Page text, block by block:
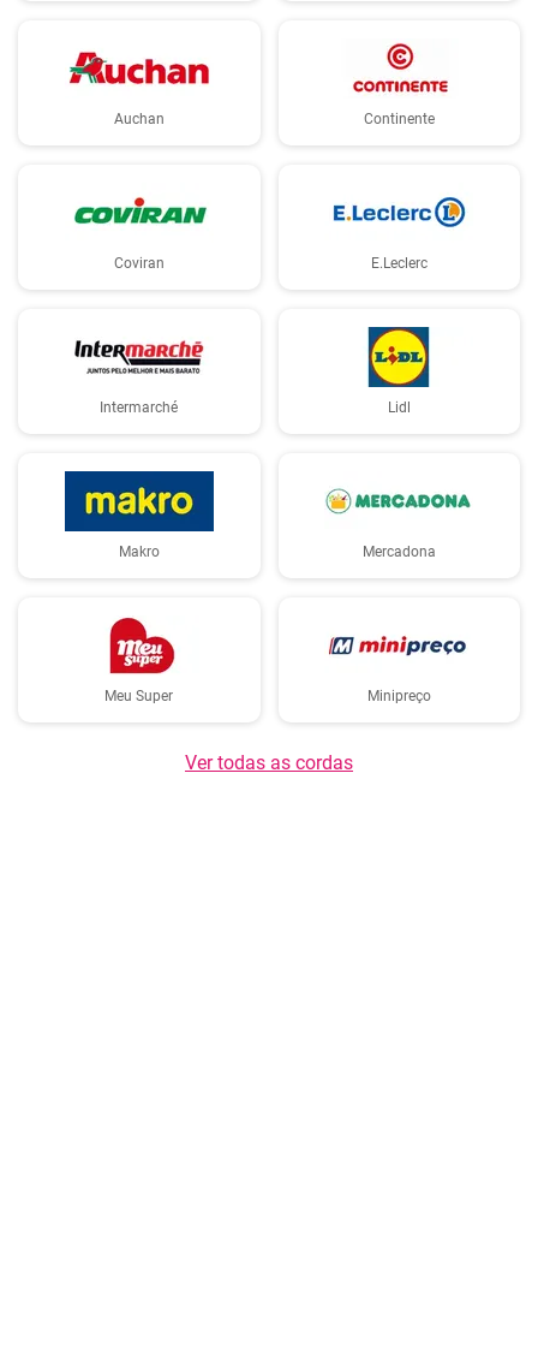
Auchan Continente
Coviran E.Leclerc
Intermarché Lidl
Makro Mercadona
Meu Super Minipreço
Ver todas as cordas